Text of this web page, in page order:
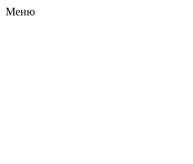
Меню